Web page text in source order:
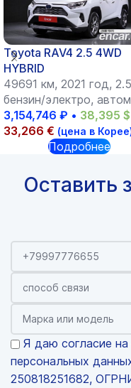
Toyota RAV4 2.5 4WD
HYBRID
49691 км, 2021 год,
бензин/электро,
3,154,746 ₽ • 38,395 $
33,266 € (цена в
Подробнее
Оставить
Я даю согласие на
персональных
250818251682,